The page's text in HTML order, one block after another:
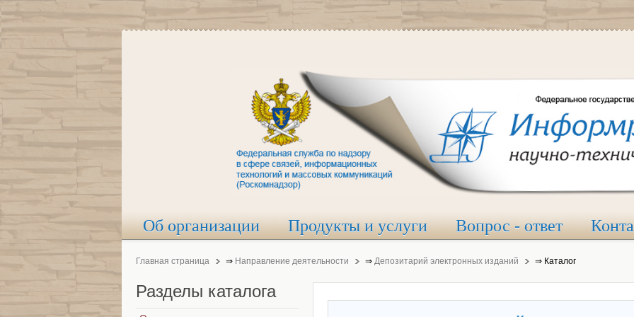
Об организации Продукты и услуги Вопрос - ответ
Главная страница ⇒ Направление деятельности ⇒ Депозитарий электронных изданий ⇒ Каталог
Разделы каталога